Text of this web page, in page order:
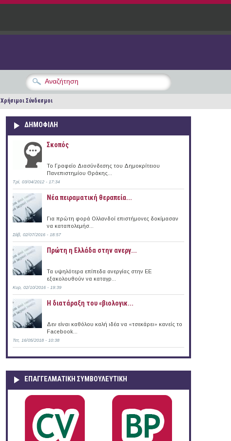
Χρήσιμοι Σύνδεσμοι
ΔΗΜΟΦΙΛΗ
Σκοπός
Το Γραφείο Διασύνδεσης του Δημοκρίτειου
Πανεπιστημίου Θράκης...
Τρί, 03/04/2012 - 17:34
Νέα πειραματική θεραπεία...
Για πρώτη φορά Ολλανδοί επιστήμονες δοκίμασαν
να καταπολεμήσ...
Σάβ, 02/07/2016 - 18:57
Πρώτη η Ελλάδα στην ανεργ...
Τα υψηλότερα επίπεδα ανεργίας στην ΕΕ
εξακολουθούν να καταγρ...
Κυρ, 02/10/2016 - 19:39
Η διατάραξη του «βιολογικ...
Δεν είναι καθόλου καλή ιδέα να «τσεκάρει» κανείς το
Facebook...
Τετ, 16/05/2018 - 10:38
ΕΠΑΓΓΕΛΜΑΤΙΚΉ ΣΥΜΒΟΥΛΕΥΤΙΚΉ